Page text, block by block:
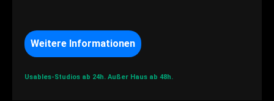
Weitere Informationen
Usables-Studios ab 24h. Außer Haus ab 48h.